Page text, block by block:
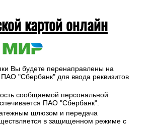
картой онлайн
Вы будете перенаправлены на
"Сбербанк" для ввода реквизитов
сообщаемой персональной
ПАО "Сбербанк".
шлюзом и передача
в защищенном режиме с